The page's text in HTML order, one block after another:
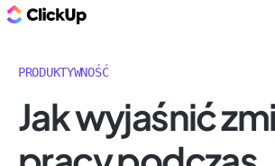
PRODUKTYWNOŚĆ
Jak wyjaśnić